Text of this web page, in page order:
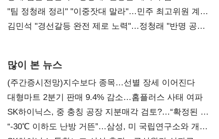
"팀 정청래 정리" "이중잣대 말라"…민주 최고위원 계파
다툼 격화
김민석 "경선갈등 완전 제로 노력"…정청래 "반명 공세
많이 본 뉴스
(주간증시전망)지수보다 종목…선별 장세 이어진다
대형마트 2분기 판매 9.4% 감소…홈플러스 사태 여파
SK하이닉스, 중 충칭 공장 지분매각 검토?…“확정된 바
없어”
“-30℃ 이하도 난방 거뜬”…삼성, 미 국립연구소와 개발